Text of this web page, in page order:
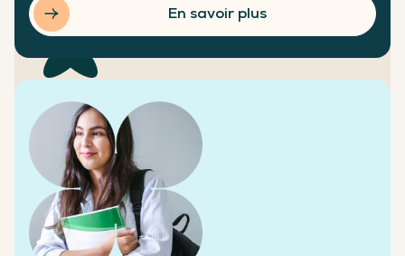
En savoir plus
+200 000
élèves aidés